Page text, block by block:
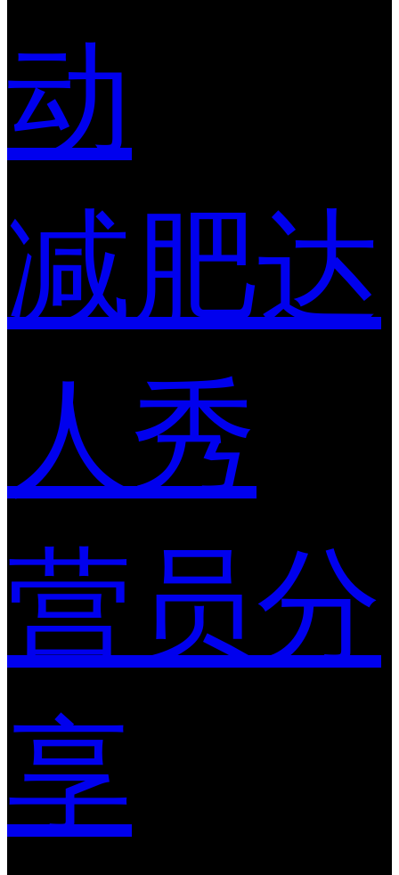
动
减肥达
人秀
营员分
享